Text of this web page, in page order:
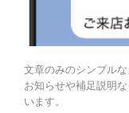
文章のみのシンプルな
お知らせや補足説明
います。